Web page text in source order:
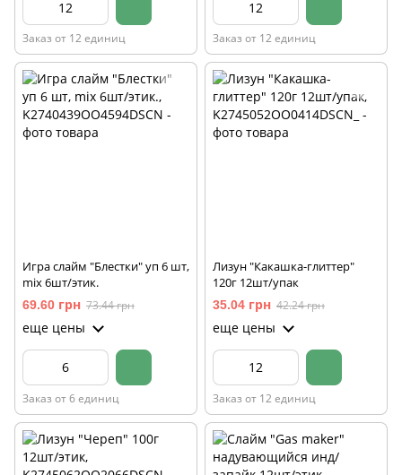
Заказ от 12 единиц Заказ от 12 единиц
Игра слайм "Блестки" уп 6 шт,
mix 6шт/этик.
69.60 грн 73.44 грн
еще цены
Заказ от 6 единиц
Лизун "Какашка-глиттер"
120г 12шт/упак
35.04 грн 42.24 грн
еще цены
Заказ от 12 единиц